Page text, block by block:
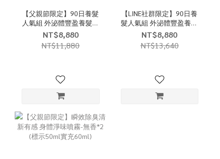
【父親節限定】90日養髮
人氣組 外泌體豐盈養髮精
華(新品) 15ml*6
NT$8,880
NT$11,880
【LINE社群限定】90日養
髮人氣組 外泌體豐盈養髮
精華15ml*6(贈平衡淨屑洗
髮精400ml*1+護色豐盈洗
髮精400ml*1)
NT$8,880
NT$13,640